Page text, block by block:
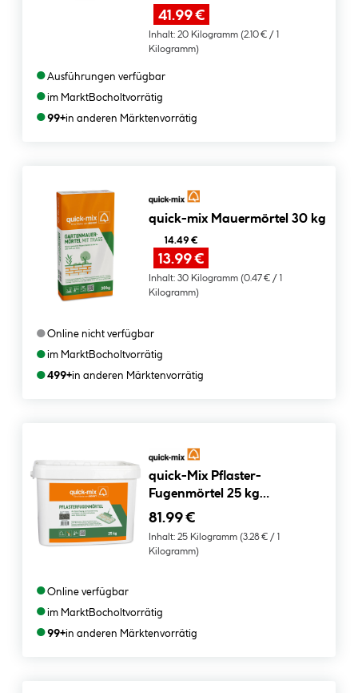
41.99 €
Inhalt: 20 Kilogramm (2.10 € / 1
Kilogramm)
●Ausführungen verfügbar
●im MarktBocholtvorrätig
●99+in anderen Märktenvorrätig
quick-mix Mauermörtel 30 kg
14.49 €
13.99 €
Inhalt: 30 Kilogramm (0.47 € / 1
Kilogramm)
●Online nicht verfügbar
●im MarktBocholtvorrätig
●499+in anderen Märktenvorrätig
quick-Mix Pflaster-
Fugenmörtel 25 kg
gebrauchsfertig Farbe basalt
81.99 €
Inhalt: 25 Kilogramm (3.28 € / 1
Kilogramm)
●Online verfügbar
●im MarktBocholtvorrätig
●99+in anderen Märktenvorrätig